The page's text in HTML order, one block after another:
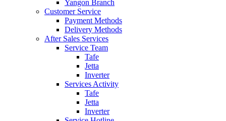
Yangon Branch
Customer Service
Payment Methods
Delivery Methods
After Sales Services
Service Team
Tafe
Jetta
Inverter
Services Activity
Tafe
Jetta
Inverter